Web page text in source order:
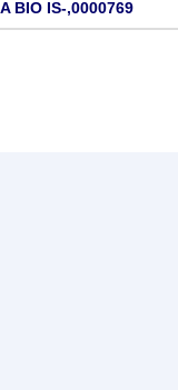
BIO IS-,0000769